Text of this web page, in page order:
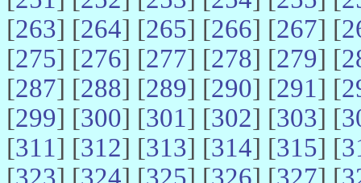
[263] [264] [265] [266] [267] [
[275] [276] [277] [278] [279] [
[287] [288] [289] [290] [291] [
[299] [300] [301] [302] [303] [
[311] [312] [313] [314] [315] [
[323] [324] [325] [326] [327] [